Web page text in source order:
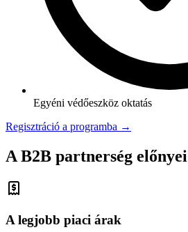
Egyéni védőeszköz oktatás
Regisztráció a programba →
A B2B partnerség előnyei
A legjobb piaci árak